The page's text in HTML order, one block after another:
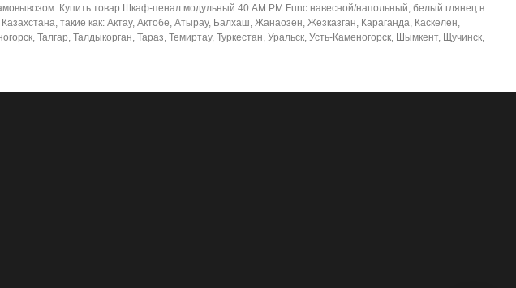
Купить товар Шкаф-пенал модульный 40 AM.PM Func навесной/напольный, белый глянец в
такие как: Актау, Актобе, Атырау, Балхаш, Жанаозен, Жезказган, Караганда, Каскелен,
Талгар, Талдыкорган, Тараз, Темиртау, Туркестан, Уральск, Усть-Каменогорск, Шымкент, Щучинск,